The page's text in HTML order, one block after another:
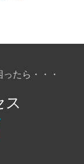
たら・・・
ス